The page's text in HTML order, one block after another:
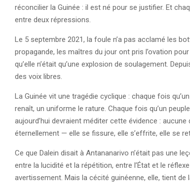
réconcilier la Guinée : il est né pour se justifier. Et
entre deux répressions.
Le 5 septembre 2021, la foule n’a pas acclamé les
propagande, les maîtres du jour ont pris l’ovation
qu’elle n’était qu’une explosion de soulagement.
des voix libres.
La Guinée vit une tragédie cyclique : chaque fois
renaît, un uniforme le rature. Chaque fois qu’un
aujourd’hui devraient méditer cette évidence :
éternellement — elle se fissure, elle s’effrite, elle se
Ce que Dalein disait à Antananarivo n’était pas une
entre la lucidité et la répétition, entre l’État et le
avertissement. Mais la cécité guinéenne, elle, tient de